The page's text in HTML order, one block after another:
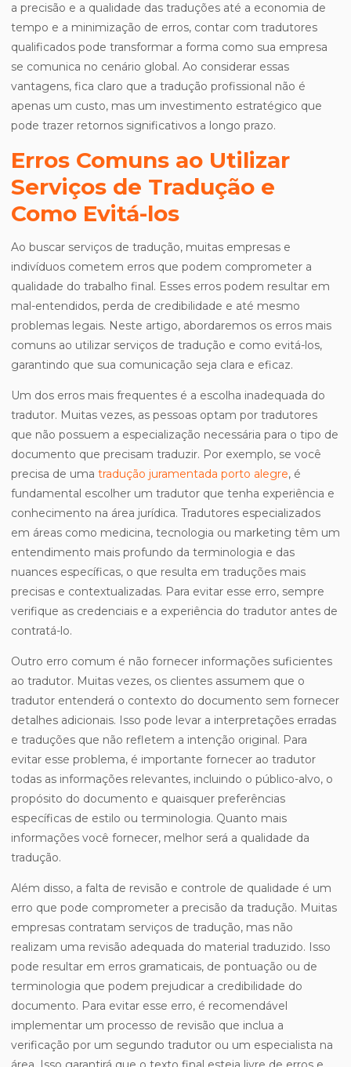
a precisão e a qualidade das traduções até a economia de
tempo e a minimização de erros, contar com tradutores
qualificados pode transformar a forma como sua empresa
se comunica no cenário global. Ao considerar essas
vantagens, fica claro que a tradução profissional não é
apenas um custo, mas um investimento estratégico que
pode trazer retornos significativos a longo prazo.
Erros Comuns ao Utilizar
Serviços de Tradução e
Como Evitá-los
Ao buscar serviços de tradução, muitas empresas e
indivíduos cometem erros que podem comprometer a
qualidade do trabalho final. Esses erros podem resultar em
mal-entendidos, perda de credibilidade e até mesmo
problemas legais. Neste artigo, abordaremos os erros mais
comuns ao utilizar serviços de tradução e como evitá-los,
garantindo que sua comunicação seja clara e eficaz.
Um dos erros mais frequentes é a escolha inadequada do
tradutor. Muitas vezes, as pessoas optam por tradutores
que não possuem a especialização necessária para o tipo de
documento que precisam traduzir. Por exemplo, se você
precisa de uma tradução juramentada porto alegre, é
fundamental escolher um tradutor que tenha experiência e
conhecimento na área jurídica. Tradutores especializados
em áreas como medicina, tecnologia ou marketing têm um
entendimento mais profundo da terminologia e das
nuances específicas, o que resulta em traduções mais
precisas e contextualizadas. Para evitar esse erro, sempre
verifique as credenciais e a experiência do tradutor antes de
contratá-lo.
Outro erro comum é não fornecer informações suficientes
ao tradutor. Muitas vezes, os clientes assumem que o
tradutor entenderá o contexto do documento sem fornecer
detalhes adicionais. Isso pode levar a interpretações erradas
e traduções que não refletem a intenção original. Para
evitar esse problema, é importante fornecer ao tradutor
todas as informações relevantes, incluindo o público-alvo, o
propósito do documento e quaisquer preferências
específicas de estilo ou terminologia. Quanto mais
informações você fornecer, melhor será a qualidade da
tradução.
Além disso, a falta de revisão e controle de qualidade é um
erro que pode comprometer a precisão da tradução. Muitas
empresas contratam serviços de tradução, mas não
realizam uma revisão adequada do material traduzido. Isso
pode resultar em erros gramaticais, de pontuação ou de
terminologia que podem prejudicar a credibilidade do
documento. Para evitar esse erro, é recomendável
implementar um processo de revisão que inclua a
verificação por um segundo tradutor ou um especialista na